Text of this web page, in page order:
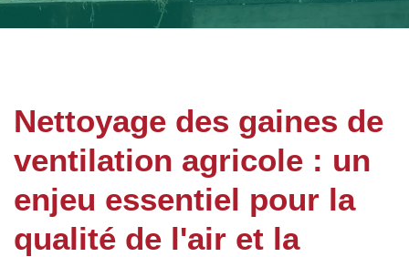
Nettoyage des gaines de
ventilation agricole : un
enjeu essentiel pour la
qualité de l'air et la